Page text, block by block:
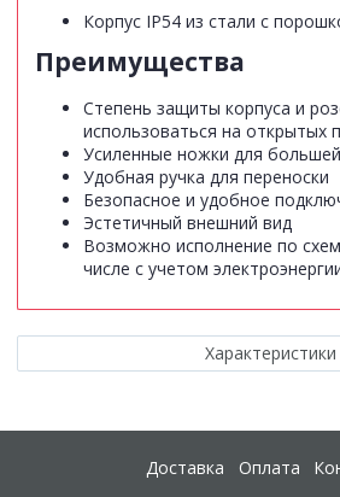
Корпус IP54 из стали с
Преимущества
Степень защиты корпуса и
использоваться на открытых
Усиленные ножки для
Удобная ручка для переноски
Безопасное и удобное
Эстетичный внешний вид
Возможно исполнение по
числе с учетом
Характеристики
Доставка Оплата